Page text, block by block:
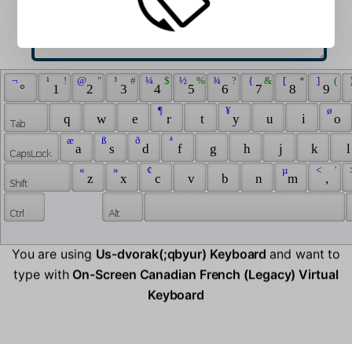
°
¬
1
!
¹
2
"
@
3
#
³
4
$
¼
5
%
½
6
?
¾
7
&
{
8
*
[
9
(
]
q w e r
¶
t y
¥
u i o
ø
a
æ
s
ß
d
ð
f
ª
g h j k
z
«
x
»
c
¢
v b n m
µ
,
'
<
You are using Us-dvorak(;qbyur) Keyboard and want to
type with On-Screen Canadian French (Legacy) Virtual
Keyboard